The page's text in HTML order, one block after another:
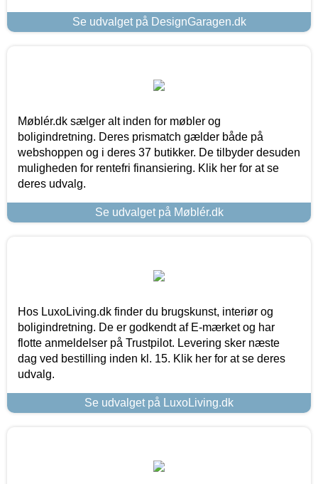
Se udvalget på DesignGaragen.dk
Møblér.dk sælger alt inden for møbler og
boligindretning. Deres prismatch gælder både på
webshoppen og i deres 37 butikker. De tilbyder desuden
muligheden for rentefri finansiering. Klik her for at se
deres udvalg.
Se udvalget på Møblér.dk
Hos LuxoLiving.dk finder du brugskunst, interiør og
boligindretning. De er godkendt af E-mærket og har
flotte anmeldelser på Trustpilot. Levering sker næste
dag ved bestilling inden kl. 15. Klik her for at se deres
udvalg.
Se udvalget på LuxoLiving.dk